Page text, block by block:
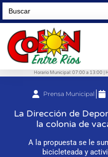
Search
for:
Horario Municipal: 07:00 a 13:00 |
Prensa Municipal
La Dirección de
la colonia de
A la propuesta se le
bicicleteada y